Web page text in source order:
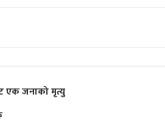
एक जनाको मृत्यु